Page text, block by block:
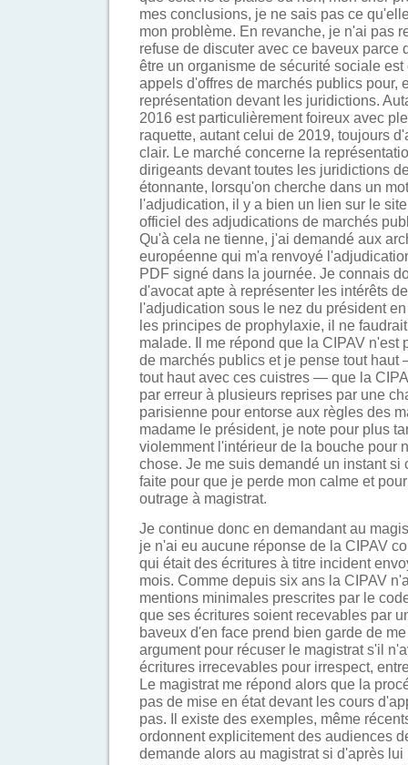
mes conclusions, je ne sais pas ce
mon problème. En revanche, je n'ai pas
refuse de discuter avec ce baveux parce
être un organisme de sécurité sociale
appels d'offres de marchés publics pour,
représentation devant les juridictions.
2016 est particulièrement foireux avec
raquette, autant celui de 2019, toujours
clair. Le marché concerne la
dirigeants devant toutes les juridictions
étonnante, lorsqu'on cherche dans un
l'adjudication, il y a bien un lien sur le
officiel des adjudications de marchés
Qu'à cela ne tienne, j'ai demandé aux
européenne qui m'a renvoyé
PDF signé dans la journée. Je connais
d'avocat apte à représenter les intérêts
l'adjudication sous le nez du président
les principes de prophylaxie, il ne
malade. Il me répond que la CIPAV n'est
de marchés publics et je pense tout
tout haut avec ces cuistres — que la
par erreur à plusieurs reprises par une
parisienne pour entorse aux règles des
madame le président, je note pour plus
violemment l'intérieur de la bouche pour
chose. Je me suis demandé un instant si
faite pour que je perde mon calme et
outrage à magistrat.
Je continue donc en demandant au
je n'ai eu aucune réponse de la CIPAV
qui était des écritures à titre incident
mois. Comme depuis six ans la CIPAV
mentions minimales prescrites par le
que ses écritures soient recevables par
baveux d'en face prend bien garde de
argument pour récuser le magistrat s'il
écritures irrecevables pour irrespect,
Le magistrat me répond alors que la
pas de mise en état devant les cours
pas. Il existe des exemples, même
ordonnent explicitement des audiences
demande alors au magistrat si d'après